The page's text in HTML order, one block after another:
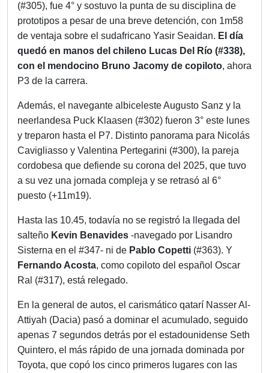
(#305), fue 4° y sostuvo la punta de su disciplina de
prototipos a pesar de una breve detención, con 1m58
de ventaja sobre el sudafricano Yasir Seaidan. El día
quedó en manos del chileno Lucas Del Río (#338),
con el mendocino Bruno Jacomy de copiloto, ahora
P3 de la carrera.
Además, el navegante albiceleste Augusto Sanz y la
neerlandesa Puck Klaasen (#302) fueron 3° este lunes
y treparon hasta el P7. Distinto panorama para Nicolás
Cavigliasso y Valentina Pertegarini (#300), la pareja
cordobesa que defiende su corona del 2025, que tuvo
a su vez una jornada compleja y se retrasó al 6°
puesto (+11m19).
Hasta las 10.45, todavía no se registró la llegada del
salteño Kevin Benavides -navegado por Lisandro
Sisterna en el #347- ni de Pablo Copetti (#363). Y
Fernando Acosta, como copiloto del español Oscar
Ral (#317), está relegado.
En la general de autos, el carismático qatarí Nasser Al-
Attiyah (Dacia) pasó a dominar el acumulado, seguido
apenas 7 segundos detrás por el estadounidense Seth
Quintero, el más rápido de una jornada dominada por
Toyota, que copó los cinco primeros lugares con las